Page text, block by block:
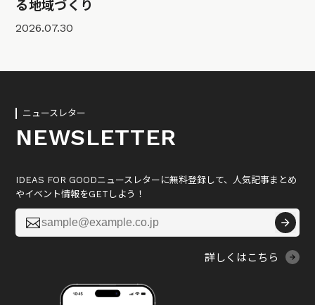
る地域づくり
2026.07.30
ニュースレター
NEWSLETTER
IDEAS FOR GOODニュースレターに無料登録して、人気記事まとめ
やイベント情報をGETしよう！

詳しくはこちら